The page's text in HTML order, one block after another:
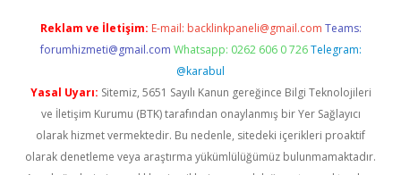
Reklam ve İletişim: E-mail: backlinkpaneli@gmail.com Teams:
forumhizmeti@gmail.com Whatsapp: 0262 606 0 726 Telegram:
@karabul
Yasal Uyarı: Sitemiz, 5651 Sayılı Kanun gereğince Bilgi Teknolojileri
ve İletişim Kurumu (BTK) tarafından onaylanmış bir Yer Sağlayıcı
olarak hizmet vermektedir. Bu nedenle, sitedeki içerikleri proaktif
olarak denetleme veya araştırma yükümlülüğümüz bulunmamaktadır.